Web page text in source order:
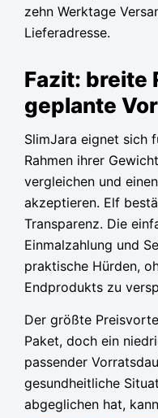
zehn Werktage
Lieferadresse.
Fazit: breite
geplante
SlimJara eignet sich
Rahmen ihrer
vergleichen und
akzeptieren. Elf
Transparenz. Die
Einmalzahlung und
praktische Hürden,
Endprodukts zu
Der größte
Paket, doch ein
passender
gesundheitliche
abgeglichen hat,